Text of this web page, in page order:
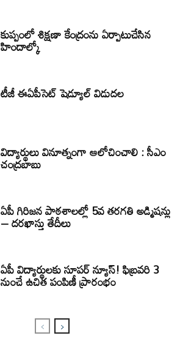
కుప్పంలో శిక్షణా కేంద్రంను ఏర్పాటుచేసిన
హిందాల్కో
టీజీ ఈఏపీసెట్‌ షెడ్యూల్‌ విడుదల
విద్యార్థులు వినూత్నంగా ఆలోచించాలి : సీఎం
చంద్రబాబు
ఏపీ గిరిజన పాఠశాలల్లో 5వ తరగతి అడ్మిషన్లు
– దరఖాస్తు తేదీలు
ఏపీ విద్యార్థులకు సూపర్ న్యూస్! ఫిబ్రవరి 3
నుంచే ఉచిత పంపిణీ ప్రారంభం